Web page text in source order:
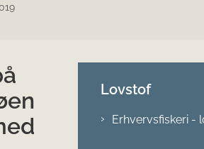
Lovstof
Erhvervsfiskeri -